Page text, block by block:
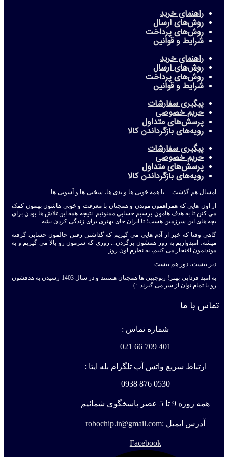
راهنمای خرید
روش‌های ارسال
روش‌های پرداخت
شرایط و قوانین
راهنمای خرید
روش‌های ارسال
روش‌های پرداخت
شرایط و قوانین
پیگیری سفارشات
حریم خصوصی
پرسش‌های متداول
رویه‌های بازگرداندن کالا
پیگیری سفارشات
حریم خصوصی
پرسش‌های متداول
رویه‌های بازگرداندن کالا
امسال هم گذشت ... با همه خوبی ها و بدی ها، سختی ها و آسونی ها ...
از اون هایی که همراهمون موندن و همچنان با معرفت و خوبی هاشون بهمون کمک
می کنن تا به هدف هامون برسیم حسابی ممنونیم. نتیجه همه این تلاش ها بودن برای
بچه های این سرزمین هست؛ تا ایران جای بهتری برای زندگی کردن بشه.
گاهی وقتا که خبر از آدم هایی می گیریم که گذاشتن رفتن حالمون حسابی گرفته
میشه، امیدواریم یه روز همشون برگردن... روزی که سرمون رو بالا می گیریم و به
موندنمون افتخار می کنیم، به نظرم اون روز ...
دیر نیست، دور هم نیست
به امید فردایی بهتر! ربوچیپی ها همچنان هستند و در سال 1403 رسیدن به هدفشون
رو با تمام توان از سر می گیرند. :)
تماس با ما
شماره تماس :
401 709 66 021
ارتباط سریع واتس آپ تلگرام بله ایتا :
0530 876 0938
همه روزه 9 تا 5 عصر پاسخگوی شمائیم
آدرس ایمیل :robochip.ir@gmail.com
Facebook